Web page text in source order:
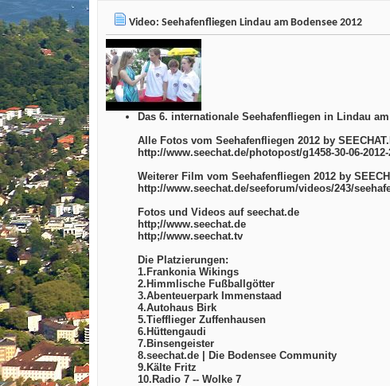
Video: Seehafenfliegen Lindau am Bodensee 2012
Das 6. internationale Seehafenfliegen in Lindau
Alle Fotos vom Seehafenfliegen 2012 by
http://www.seechat.de/photopost/g1458-30-06-
Weiterer Film vom Seehafenfliegen 2012 by
http://www.seechat.de/seeforum/videos/243/
Fotos und Videos auf seechat.de
http;//www.seechat.de
http;//www.seechat.tv
Die Platzierungen:
1.Frankonia Wikings
2.Himmlische Fußballgötter
3.Abenteuerpark Immenstaad
4.Autohaus Birk
5.Tiefflieger Zuffenhausen
6.Hüttengaudi
7.Binsengeister
8.seechat.de | Die Bodensee Community
9.Kälte Fritz
10.Radio 7 -- Wolke 7